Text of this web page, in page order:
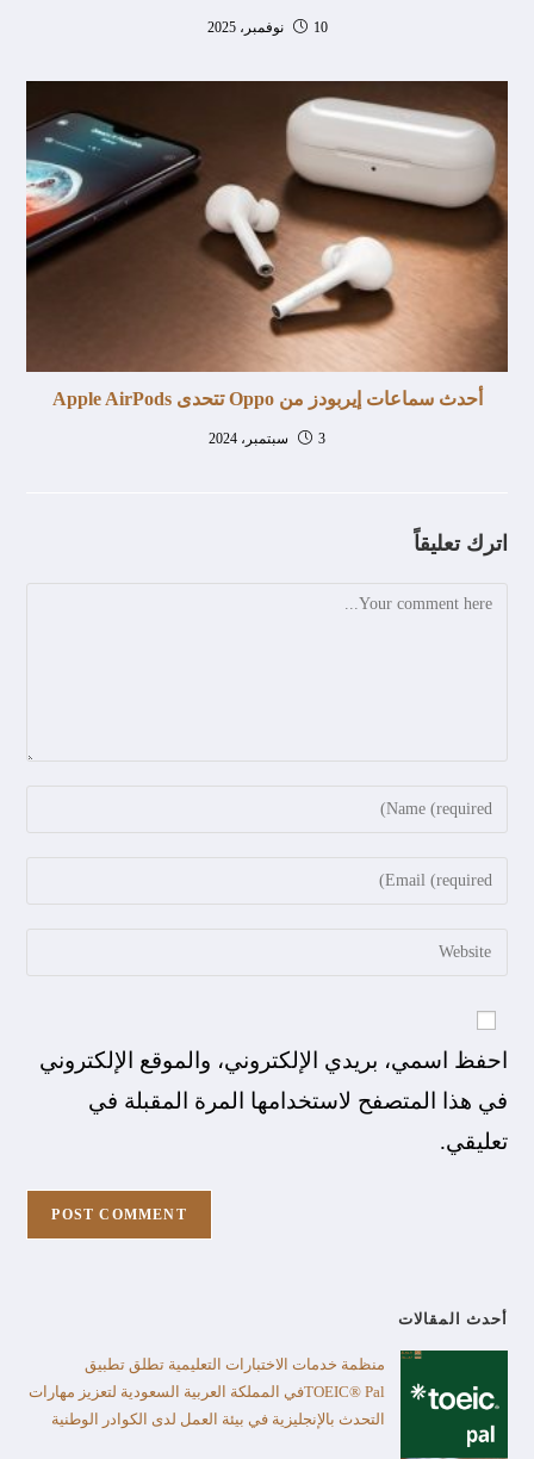
10 نوفمبر، 2025
أحدث سماعات إيربودز من Oppo تتحدى Apple AirPods
3 سبتمبر، 2024
اترك تعليقاً
احفظ اسمي، بريدي الإلكتروني، والموقع الإلكتروني
في هذا المتصفح لاستخدامها المرة المقبلة في
تعليقي.
أحدث المقالات
منظمة خدمات الاختبارات التعليمية تطلق تطبيق
TOEIC® Palفي المملكة العربية السعودية لتعزيز مهارات
التحدث بالإنجليزية في بيئة العمل لدى الكوادر الوطنية